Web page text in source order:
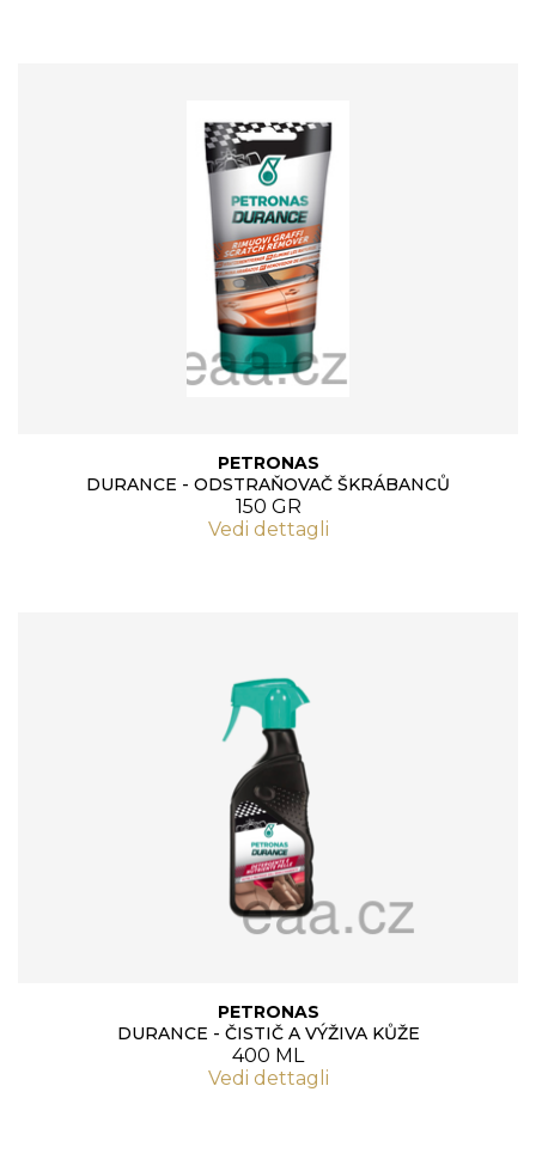
PETRONAS
DURANCE - ODSTRAŇOVAČ ŠKRÁBANCŮ
150 GR
Vedi dettagli
PETRONAS
DURANCE - ČISTIČ A VÝŽIVA KŮŽE
400 ML
Vedi dettagli